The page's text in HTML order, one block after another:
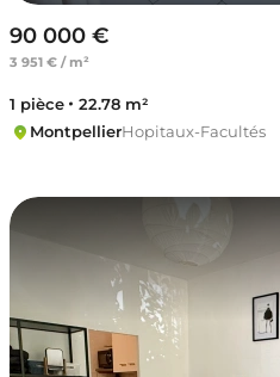
90 000 €
3 951 € / m²
1 pièce
22.78 m²
MontpellierHopitaux-Facultés